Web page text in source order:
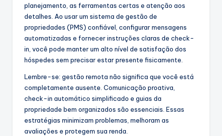
planejamento, as ferramentas certas e atenção aos
detalhes. Ao usar um sistema de gestão de
propriedades (PMS) confiável, configurar mensagens
automatizadas e fornecer instruções claras de check-
in, você pode manter um alto nível de satisfação dos
hóspedes sem precisar estar presente fisicamente.
Lembre-se: gestão remota não significa que você está
completamente ausente. Comunicação proativa,
check-in automático simplificado e guias da
propriedade bem organizados são essenciais. Essas
estratégias minimizam problemas, melhoram as
avaliações e protegem sua renda.